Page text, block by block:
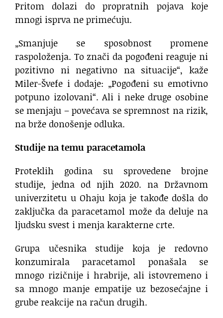
Pritom dolazi do propratnih pojava koje
mnogi isprva ne primećuju.
„Smanjuje se sposobnost promene
raspoloženja. To znači da pogođeni reaguje ni
pozitivno ni negativno na situacije“, kaže
Miler-Švefe i dodaje: „Pogođeni su emotivno
potpuno izolovani“. Ali i neke druge osobine
se menjaju – povećava se spremnost na rizik,
na brže donošenje odluka.
Studije na temu paracetamola
Proteklih godina su sprovedene brojne
studije, jedna od njih 2020. na Državnom
univerzitetu u Ohaju koja je takođe došla do
zaključka da paracetamol može da deluje na
ljudsku svest i menja karakterne crte.
Grupa učesnika studije koja je redovno
konzumirala paracetamol ponašala se
mnogo rizičnije i hrabrije, ali istovremeno i
sa mnogo manje empatije uz bezosećajne i
grube reakcije na račun drugih.